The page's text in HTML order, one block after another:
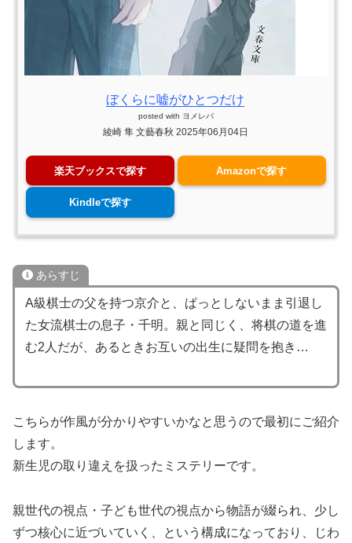
ぼくらに嘘がひとつだけ
posted with ヨメレバ
綾崎 隼 文藝春秋 2025年06月04日
楽天ブックスで探す Amazonで探す
Kindleで探す
あらすじ
A級棋士の父を持つ京介と、ぱっとしないまま引退し
た女流棋士の息子・千明。親と同じく、将棋の道を進
む2人だが、あるときお互いの出生に疑問を抱き…
こちらが作風が分かりやすいかなと思うので最初にご紹介
します。
新生児の取り違えを扱ったミステリーです。
親世代の視点・子ども世代の視点から物語が綴られ、少し
ずつ核心に近づいていく、という構成になっており、じわ